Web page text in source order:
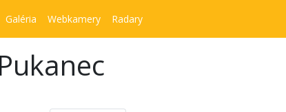
Galéria Webkamery Radary